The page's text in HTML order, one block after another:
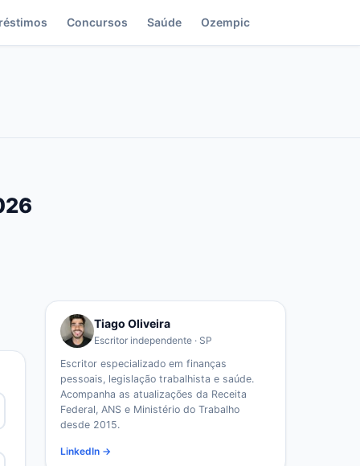
Concursos Saúde Ozempic
Tiago Oliveira
Escritor independente · SP
Escritor especializado em finanças
pessoais, legislação trabalhista e saúde.
Acompanha as atualizações da Receita
Federal, ANS e Ministério do Trabalho
desde 2015.
LinkedIn →